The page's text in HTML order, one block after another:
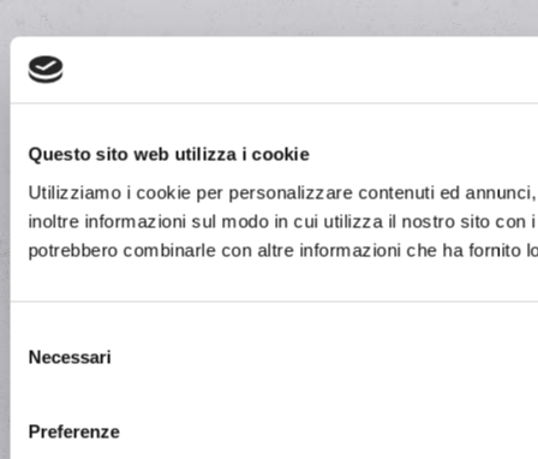
Questo sito web utilizza i cookie
Utilizziamo i cookie per personalizzare contenuti ed
inoltre informazioni sul modo in cui utilizza il nostro sito
potrebbero combinarle con altre informazioni che ha fornito
delNecessari
Preferenze